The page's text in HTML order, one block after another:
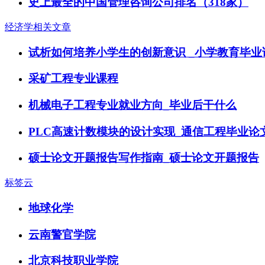
经济学相关文章
试析如何培养小学生的创新意识 _小学教育毕业
采矿工程专业课程
机械电子工程专业就业方向_毕业后干什么
PLC高速计数模块的设计实现_通信工程毕业论
硕士论文开题报告写作指南_硕士论文开题报告
标签云
地球化学
云南警官学院
北京科技职业学院